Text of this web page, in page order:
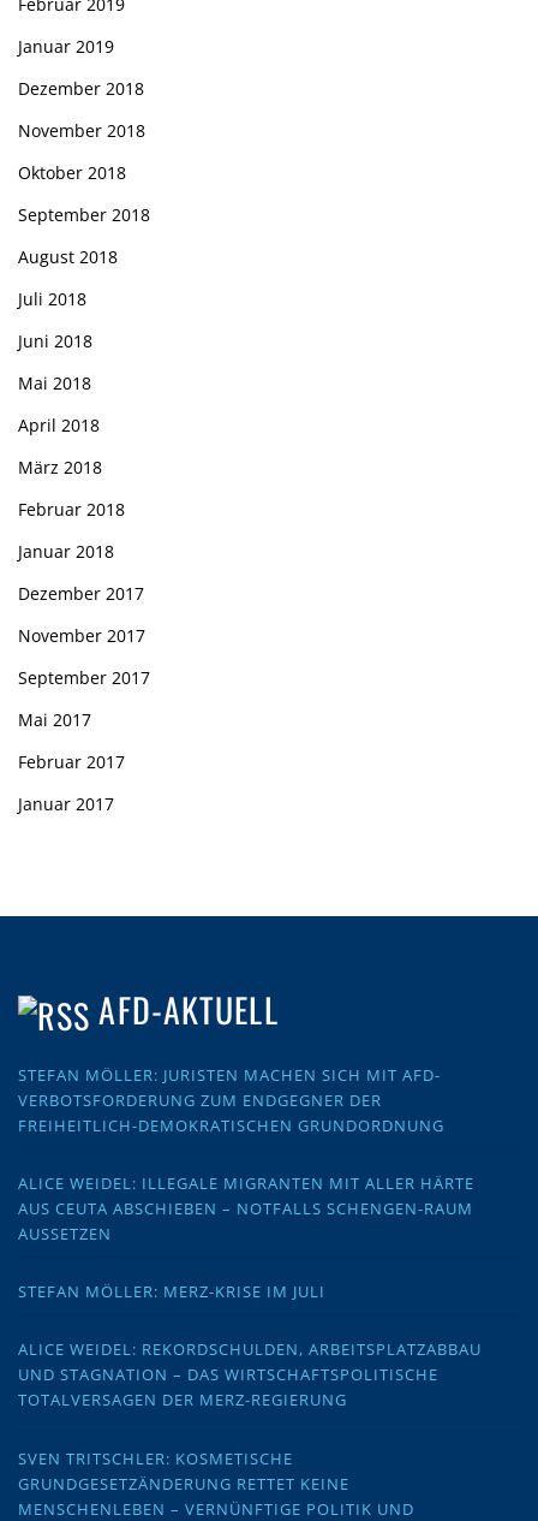
Januar 2019
Dezember 2018
November 2018
Oktober 2018
September 2018
August 2018
Juli 2018
Juni 2018
Mai 2018
April 2018
März 2018
Februar 2018
Januar 2018
Dezember 2017
November 2017
September 2017
Mai 2017
Februar 2017
Januar 2017
AFD-AKTUELL
STEFAN MÖLLER: JURISTEN MACHEN SICH MIT AFD-
VERBOTSFORDERUNG ZUM ENDGEGNER DER
FREIHEITLICH-DEMOKRATISCHEN GRUNDORDNUNG
ALICE WEIDEL: ILLEGALE MIGRANTEN MIT ALLER HÄRTE
AUS CEUTA ABSCHIEBEN – NOTFALLS SCHENGEN-RAUM
AUSSETZEN
STEFAN MÖLLER: MERZ-KRISE IM JULI
ALICE WEIDEL: REKORDSCHULDEN, ARBEITSPLATZABBAU
UND STAGNATION – DAS WIRTSCHAFTSPOLITISCHE
TOTALVERSAGEN DER MERZ-REGIERUNG
SVEN TRITSCHLER: KOSMETISCHE
GRUNDGESETZÄNDERUNG RETTET KEINE
MENSCHENLEBEN – VERNÜNFTIGE POLITIK UND